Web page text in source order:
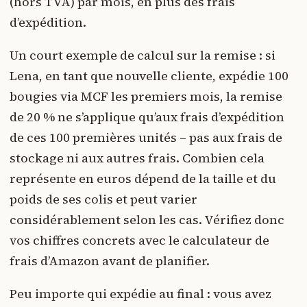
d’expédition.
Un court exemple de calcul sur la remise : si
Lena, en tant que nouvelle cliente, expédie 100
bougies via MCF les premiers mois, la remise
de 20 % ne s’applique qu’aux frais d’expédition
de ces 100 premières unités – pas aux frais de
stockage ni aux autres frais. Combien cela
représente en euros dépend de la taille et du
poids de ses colis et peut varier
considérablement selon les cas. Vérifiez donc
vos chiffres concrets avec le calculateur de
frais d’Amazon avant de planifier.
Peu importe qui expédie au final : vous avez